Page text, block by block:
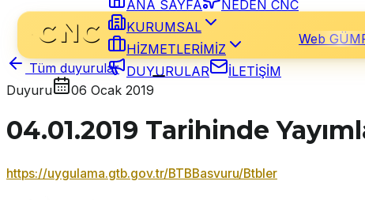
ANA SAYFA
NEDEN CNC
KURUMSAL
HİZMETLERİMİZ
DUYURULAR
İLETİŞİM
Web
Tüm duyurular
Duyuru
06 Ocak 2019
04.01.2019 Tarihinde
https://uygulama.gtb.gov.tr/BTBBasvuru/Btbler